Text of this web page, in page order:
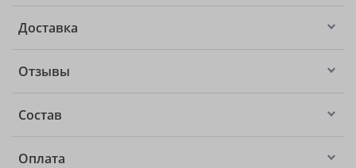
Доставка
Отзывы
Состав
Оплата